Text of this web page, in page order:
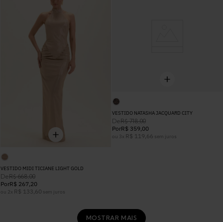
VESTIDO MIDI TICIANE LIGHT GOLD
DeR$ 668,00
PorR$ 267,20
ou 2 x R$ 133,60 sem juros
VESTIDO NATASHA JACQUARD CITY
DeR$ 718,00
PorR$ 359,00
ou 3 x R$ 119,66 sem juros
MOSTRAR MAIS